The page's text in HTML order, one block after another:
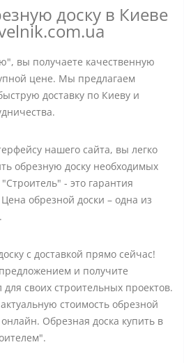
доску в Киеве
вы получаете качественную
цене. Мы предлагаем
доставку по Киеву и
нашего сайта, вы легко
обрезную доску необходимых
- это гарантия
обрезной доски – одна из
с доставкой прямо сейчас!
и получите
своих строительных проектов.
стоимость обрезной
Обрезная доска купить в